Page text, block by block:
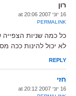
רון
16 יוני 2007 at 20:06
PERMALINK
כל כמה שניות הצפייה
לא יכול להינות ככה
REPLY
חזי
16 יוני 2007 at 20:12